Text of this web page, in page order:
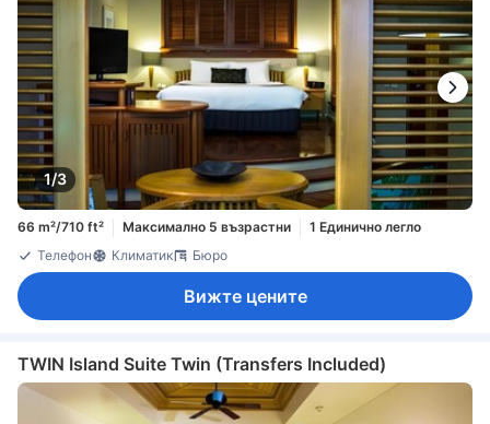
1/3
66 m²/710 ft² Максимално 5 възрастни
1 Единично легло
Телефон
Климатик Бюро
Вижте цените
TWIN Island Suite Twin (Transfers Included)